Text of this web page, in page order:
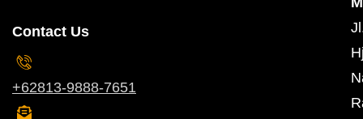
Contact Us
+62813-9888-7651